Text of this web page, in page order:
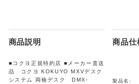
商品説明
■コクヨ正規特約店 ■メーカー直送
品 コクヨ KOKUYO MXVデスク
システム 両袖デスク DMX-
商品仕
製品名: